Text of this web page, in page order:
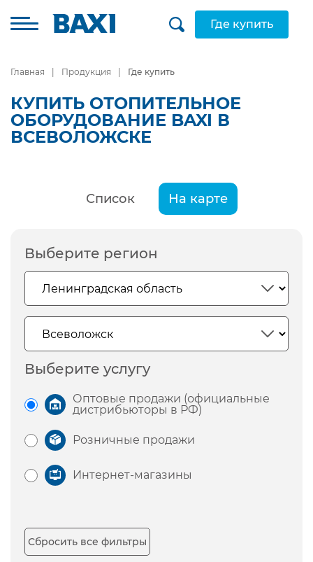
Где купить
Главная Продукция Где купить
КУПИТЬ ОТОПИТЕЛЬНОЕ
ОБОРУДОВАНИЕ BAXI В
ВСЕВОЛОЖСКЕ
Список На карте
Выберите регион
Выберите услугу
Оптовые продажи (официальные
дистрибьюторы в РФ)
Розничные продажи
Интернет-магазины
Сбросить все фильтры